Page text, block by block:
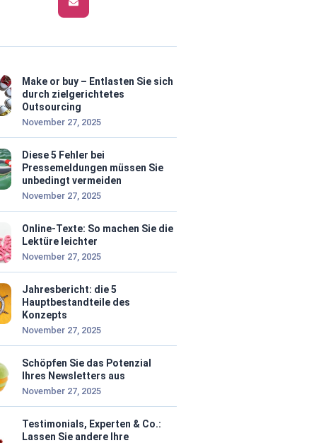
Make or buy – Entlasten Sie sich
durch zielgerichtetes
Outsourcing
November 27, 2025
Diese 5 Fehler bei
Pressemeldungen müssen Sie
unbedingt vermeiden
November 27, 2025
Online-Texte: So machen Sie die
Lektüre leichter
November 27, 2025
Jahresbericht: die 5
Hauptbestandteile des
Konzepts
November 27, 2025
Schöpfen Sie das Potenzial
Ihres Newsletters aus
November 27, 2025
Testimonials, Experten & Co.:
Lassen Sie andere Ihre